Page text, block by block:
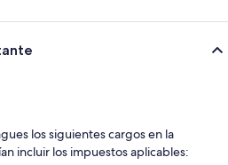
los siguientes cargos en la
incluir los impuestos aplicables: